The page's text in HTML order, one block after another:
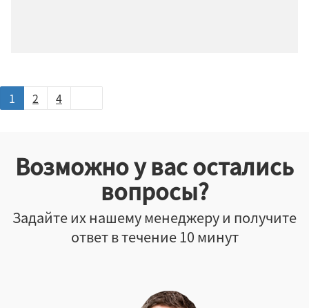
1 2 4
Возможно у вас остались
вопросы?
Задайте их нашему менеджеру и получите
ответ в течение 10 минут